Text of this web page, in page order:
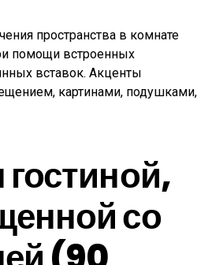
пространства в комнате
помощи встроенных
вставок. Акценты
картинами, подушками,
со